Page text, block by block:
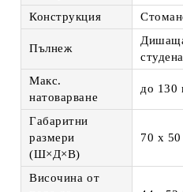
Конструкция
Пълнеж
Макс.
натоварване
до 130
Габаритни
размери
(Ш×Д×В)
70 х
Височина от